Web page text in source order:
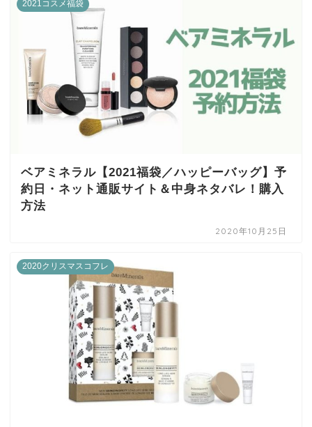
2021コスメ福袋
ベアミネラル【2021福袋／ハッピーバッグ】予
約日・ネット通販サイト＆中身ネタバレ！購入
方法
2020年10月25日
2020クリスマスコフレ